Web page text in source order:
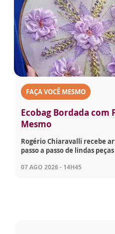
FAÇA VOCÊ MESMO
Ecobag Bordada com
Mesmo
Rogério Chiaravalli recebe
passo a passo de lindas
07 AGO 2026 - 14H45